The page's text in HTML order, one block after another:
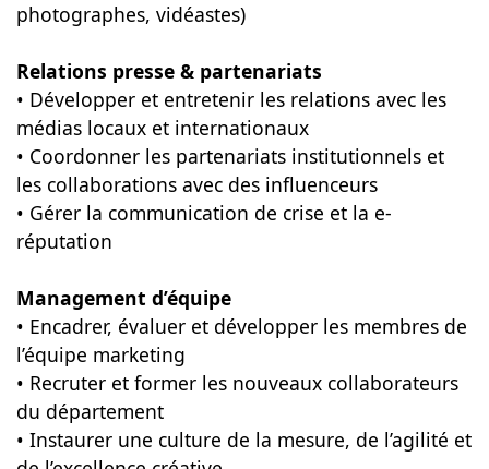
photographes, vidéastes)
Relations presse & partenariats
• Développer et entretenir les relations avec les
médias locaux et internationaux
• Coordonner les partenariats institutionnels et
les collaborations avec des influenceurs
• Gérer la communication de crise et la e-
réputation
Management d’équipe
• Encadrer, évaluer et développer les membres de
l’équipe marketing
• Recruter et former les nouveaux collaborateurs
du département
• Instaurer une culture de la mesure, de l’agilité et